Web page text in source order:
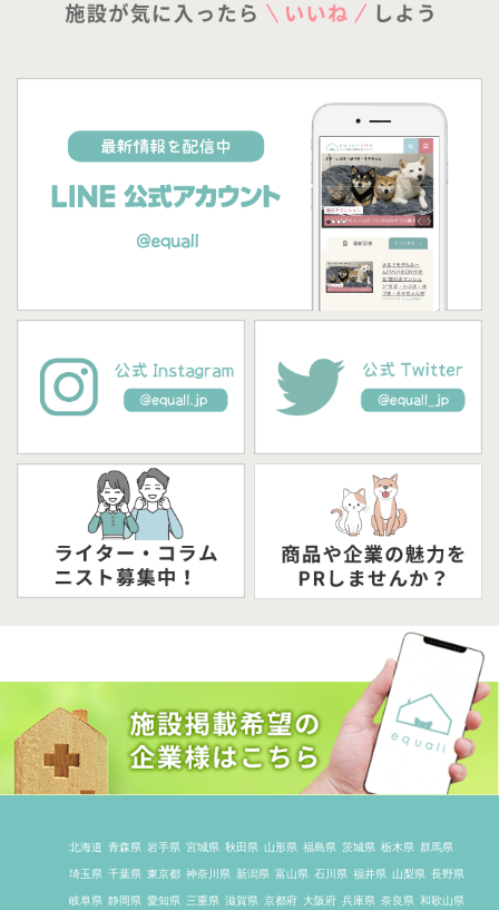
北海道 青森県 岩手県 宮城県 秋田県 山形県 福島県 茨城県 栃木県 群馬県
埼玉県 千葉県 東京都 神奈川県 新潟県 富山県 石川県 福井県 山梨県 長野県
岐阜県 静岡県 愛知県 三重県 滋賀県 京都府 大阪府 兵庫県 奈良県 和歌山県